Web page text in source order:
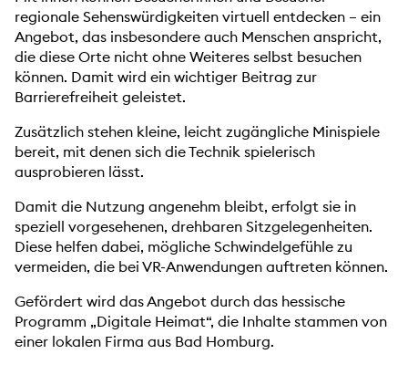
regionale Sehenswürdigkeiten virtuell entdecken – ein
Angebot, das insbesondere auch Menschen anspricht,
die diese Orte nicht ohne Weiteres selbst besuchen
können. Damit wird ein wichtiger Beitrag zur
Barrierefreiheit geleistet.
Zusätzlich stehen kleine, leicht zugängliche Minispiele
bereit, mit denen sich die Technik spielerisch
ausprobieren lässt.
Damit die Nutzung angenehm bleibt, erfolgt sie in
speziell vorgesehenen, drehbaren Sitzgelegenheiten.
Diese helfen dabei, mögliche Schwindelgefühle zu
vermeiden, die bei VR-Anwendungen auftreten können.
Gefördert wird das Angebot durch das hessische
Programm „Digitale Heimat“, die Inhalte stammen von
einer lokalen Firma aus Bad Homburg.